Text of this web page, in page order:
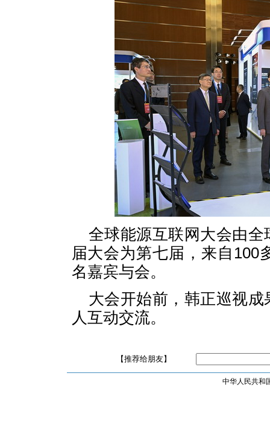
全球能源互联网大会由
届大会为第七届，来自100
名嘉宾与会。
大会开始前，韩正巡视
人互动交流。
【推荐给朋友】
中华人民共和